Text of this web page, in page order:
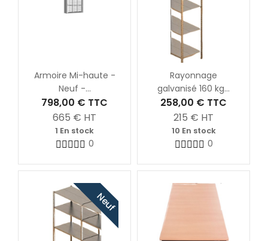
Armoire Mi-haute -
Neuf -...
798,00 € TTC
665 € HT
1 En stock
0
Rayonnage
galvanisé 160 kg...
258,00 € TTC
215 € HT
10 En stock
0
Neuf